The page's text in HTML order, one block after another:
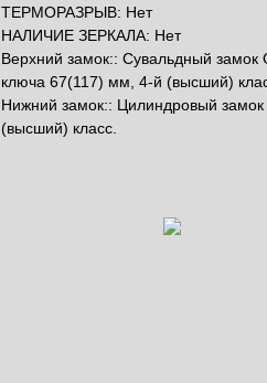
ТЕРМОРАЗРЫВ: Нет
НАЛИЧИЕ ЗЕРКАЛА: Нет
Верхний замок:: Сувальдный
ключа 67(117) мм, 4-й (высший)
Нижний замок:: Цилиндровый
(высший) класс.